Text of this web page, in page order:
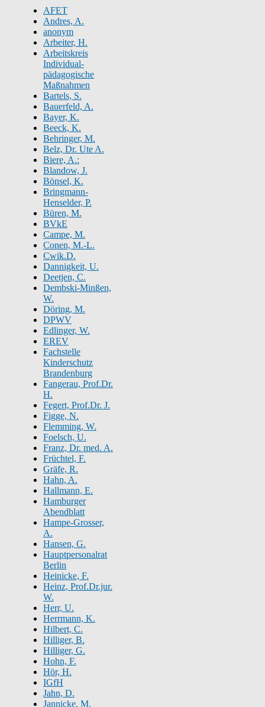
AFET
Andres, A.
anonym
Arbeiter, H.
Arbeitskreis
Individual-
pädagogische
Maßnahmen
Bartels, S.
Bauerfeld, A.
Bayer, K.
Beeck, K.
Behringer, M.
Belz, Dr. Ute A.
Biere, A.:
Blandow, J.
Bönsel, K.
Bringmann-
Henselder, P.
Büren, M.
BVkE
Campe, M.
Conen, M.-L.
Cwik.D.
Dannigkeit, U.
Deetjen, C.
Dembski-Minßen,
W.
Döring, M.
DPWV
Edlinger, W.
EREV
Fachstelle
Kinderschutz
Brandenburg
Fangerau, Prof.Dr.
H.
Fegert, Prof.Dr. J.
Figge, N.
Flemming, W.
Foelsch, U.
Franz, Dr. med. A.
Früchtel, F.
Gräfe, R.
Hahn, A.
Hallmann, E.
Hamburger
Abendblatt
Hampe-Grosser,
A.
Hansen, G.
Hauptpersonalrat
Berlin
Heinicke, F.
Heinz, Prof.Dr.jur.
W.
Herr, U.
Herrmann, K.
Hilbert, C.
Hilliger, B.
Hilliger, G.
Hohn, F.
Hör, H.
IGfH
Jahn, D.
Jannicke, M.